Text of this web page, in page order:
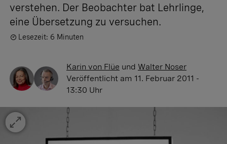
verstehen. Der Beobachter bat Lehrlinge,
eine Übersetzung zu versuchen.
Lesezeit: 6 Minuten
Karin von Flüe und Walter Noser
Veröffentlicht am 11. Februar 2011 -
13:30 Uhr